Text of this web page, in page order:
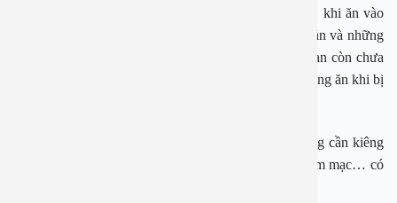
hưởng đến bệnh ho. Còn nếu cua xay, lọc không kỹ, khi ăn vào
thì dễ mắc ở cổ họng và gây ho. Việc kiêng cá, hải sản và những
thực phẩm khác… lúc bị ho chỉ là quan niệm dân gian còn chưa
có nghiên cứu nào khẳng định rằng cá, hải sản cần kiêng ăn khi bị
Tuy nhiên, PGS Hoài An khuyến cáo, khi bị ho, cũng cần kiêng
đồ cay nóng, đồ lạnh và các loại đồ ăn kích thích niêm mạc… có